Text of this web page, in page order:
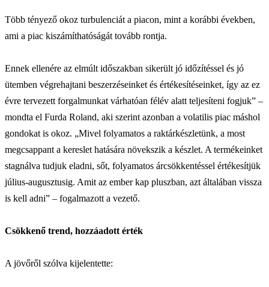
Több tényező okoz turbulenciát a piacon, mint a korábbi években,
ami a piac kiszámíthatóságát tovább rontja.
Ennek ellenére az elmúlt időszakban sikerült jó időzítéssel és jó
ütemben végrehajtani beszerzéseinket és értékesítéseinket, így az ez
évre tervezett forgalmunkat várhatóan félév alatt teljesíteni fogjuk” –
mondta el Furda Roland, aki szerint azonban a volatilis piac máshol
gondokat is okoz. „Mivel folyamatos a raktárkészletünk, a most
megcsappant a kereslet hatására növekszik a készlet. A termékeinket
stagnálva tudjuk eladni, sőt, folyamatos árcsökkentéssel értékesítjük
július-augusztusig. Amit az ember kap pluszban, azt általában vissza
is kell adni” – fogalmazott a vezető.
Csökkenő trend, hozzáadott érték
A jövőről szólva kijelentette: